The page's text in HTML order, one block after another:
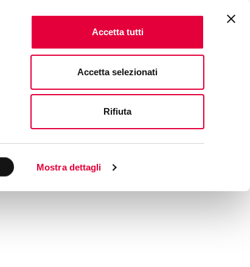
Mostra dettagli
Accetta tutti
Accetta selezionati
Rifiuta